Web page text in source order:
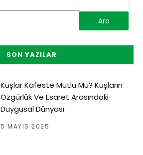
SON YAZILAR
Kuşlar Kafeste Mutlu Mu? Kuşların
Özgürlük Ve Esaret Arasındaki
Duygusal Dünyası
5 MAYIS 2025